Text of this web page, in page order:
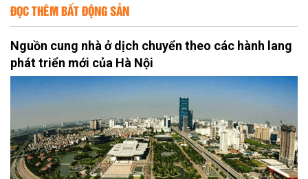
ĐỌC THÊM BẤT ĐỘNG SẢN
Nguồn cung nhà ở dịch chuyển theo các hành lang
phát triển mới của Hà Nội